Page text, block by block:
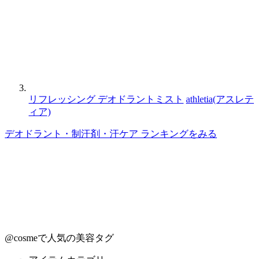
リフレッシング デオドラントミスト athletia(アスレテ
ィア)
デオドラント・制汗剤・汗ケア ランキングをみる
@cosmeで人気の美容タグ